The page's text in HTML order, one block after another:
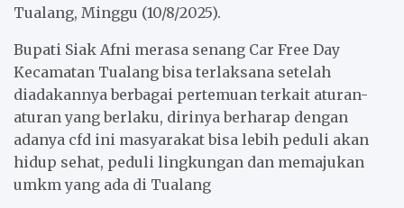
Tualang, Minggu (10/8/2025).
Bupati Siak Afni merasa senang Car Free Day
Kecamatan Tualang bisa terlaksana setelah
diadakannya berbagai pertemuan terkait aturan-
aturan yang berlaku, dirinya berharap dengan
adanya cfd ini masyarakat bisa lebih peduli akan
hidup sehat, peduli lingkungan dan memajukan
umkm yang ada di Tualang